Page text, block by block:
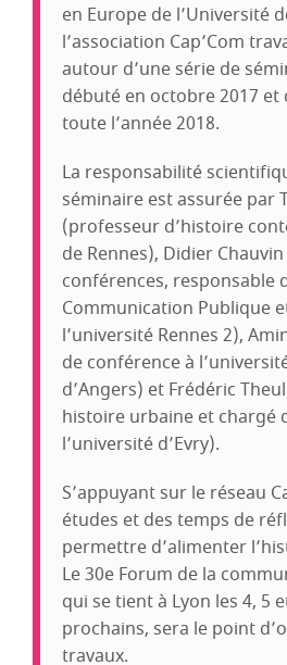
en Europe de l’Université
l’association Cap’Com
autour d’une série de
débuté en octobre 2017
toute l’année 2018.
La responsabilité
séminaire est assurée par
(professeur d’histoire
de Rennes), Didier
conférences, responsable
Communication Publique
l’université Rennes 2),
de conférence à
d’Angers) et Frédéric
histoire urbaine et chargé
l’université d’Evry).
S’appuyant sur le réseau
études et des temps de
permettre d’alimenter
Le 30e Forum de la
qui se tient à Lyon les 4, 5
prochains, sera le point
travaux.